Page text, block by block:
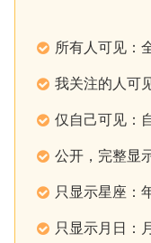
所有人可见：
我关注的人可
仅自己可见：
公开，完整显
只显示星座：
只显示月日：